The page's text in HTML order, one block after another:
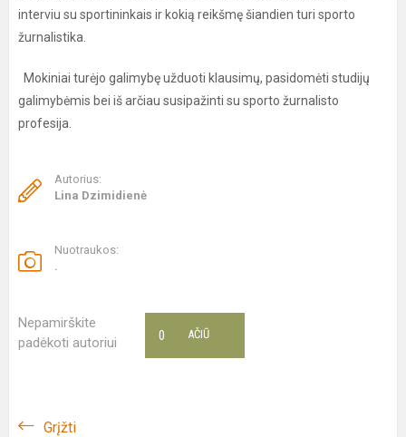
interviu su sportininkais ir kokią reikšmę šiandien turi sporto
žurnalistika.
Mokiniai turėjo galimybę užduoti klausimų, pasidomėti studijų
galimybėmis bei iš arčiau susipažinti su sporto žurnalisto
profesija.
Autorius:
Lina Dzimidienė
Nuotraukos:
.
Nepamirškite
padėkoti autoriui
AČIŪ
0
Grįžti